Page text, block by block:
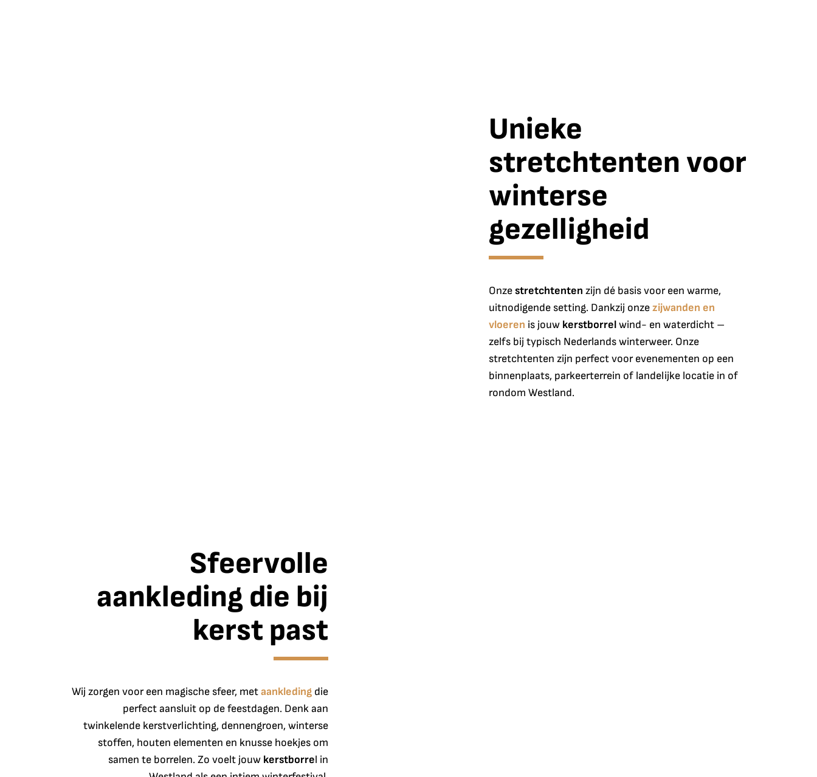
Unieke
stretchtenten voor
winterse
gezelligheid
Onzestretchtenten zijn dé basis voor een warme,
uitnodigende setting. Dankzij onzezijwanden en
vloeren is jouw kerstborrelwind- en waterdicht –
zelfs bij typisch Nederlands winterweer. Onze
stretchtenten zijn perfect voor evenementen op een
binnenplaats, parkeerterrein of landelijke locatie in of
rondom Westland.
Sfeervolle
aankleding die bij
kerst past
Wij zorgen voor een magische sfeer, metaankleding die
perfect aansluit op de feestdagen. Denk aan
twinkelende kerstverlichting, dennengroen, winterse
stoffen, houten elementen en knusse hoekjes om
samen te borrelen. Zo voelt jouw kerstborrel in